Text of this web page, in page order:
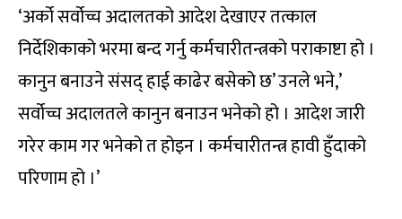
‘अर्को सर्वोच्च अदालतको आदेश देखाएर तत्काल
निर्देशिकाको भरमा बन्द गर्नु कर्मचारीतन्त्रको पराकाष्टा हो ।
कानुन बनाउने संसद् हाई काढेर बसेको छ’ उनले भने,’
सर्वोच्च अदालतले कानुन बनाउन भनेको हो । आदेश जारी
गरेर काम गर भनेको त होइन । कर्मचारीतन्त्र हावी हुँदाको
परिणाम हो ।’